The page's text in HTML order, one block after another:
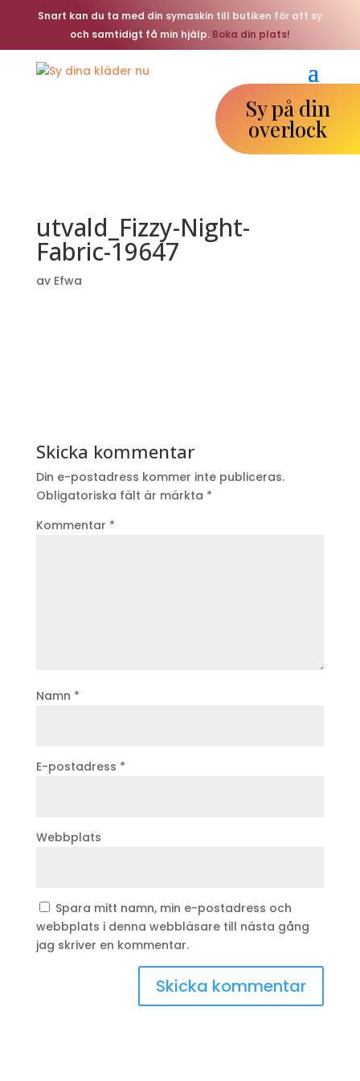
Snart kan du ta med din symaskin till butiken för att sy
och samtidigt få min hjälp. Boka din plats!
Sy på din
overlock
utvald_Fizzy-Night-
Fabric-19647
av Efwa
Skicka kommentar
Din e-postadress kommer inte publiceras.
Obligatoriska fält är märkta *
Kommentar *
Namn *
E-postadress *
Webbplats
Spara mitt namn, min e-postadress och
webbplats i denna webbläsare till nästa gång
jag skriver en kommentar.